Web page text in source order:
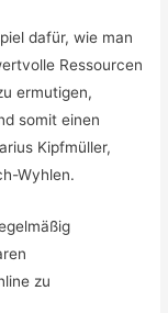
dafür, wie man
Ressourcen
ermutigen,
somit einen
Kipfmüller,
Wyhlen.
zu